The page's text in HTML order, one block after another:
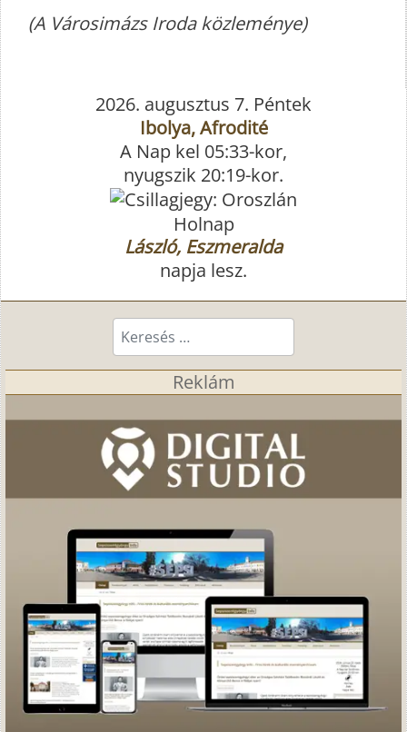
(A Városimázs Iroda közleménye)
2026. augusztus 7. Péntek
Ibolya, Afrodité
A Nap kel 05:33-kor,
nyugszik 20:19-kor.
Holnap
László, Eszmeralda
napja lesz.
Keresés...
Reklám